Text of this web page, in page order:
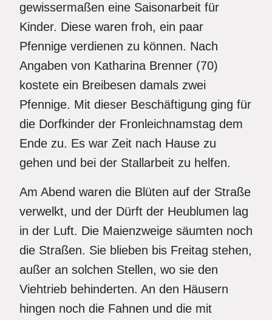
gewissermaßen eine Saisonarbeit für
Kinder. Diese waren froh, ein paar
Pfennige verdienen zu können. Nach
Angaben von Katharina Brenner (70)
kostete ein Breibesen damals zwei
Pfennige. Mit dieser Beschäftigung ging für
die Dorfkinder der Fronleichnamstag dem
Ende zu. Es war Zeit nach Hause zu
gehen und bei der Stallarbeit zu helfen.
Am Abend waren die Blüten auf der Straße
verwelkt, und der Dürft der Heublumen lag
in der Luft. Die Maienzweige säumten noch
die Straßen. Sie blieben bis Freitag stehen,
außer an solchen Stellen, wo sie den
Viehtrieb behinderten. An den Häusern
hingen noch die Fahnen und die mit